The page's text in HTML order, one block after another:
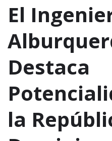
El
Destaca
la